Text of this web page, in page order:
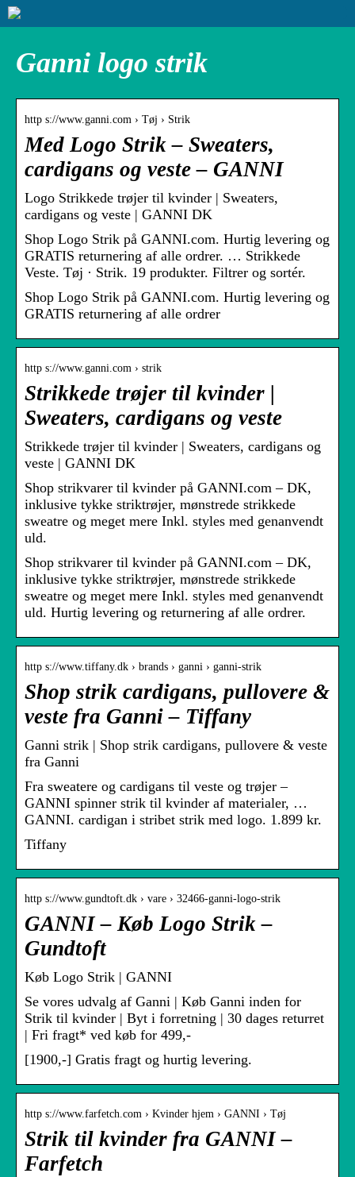
Ganni logo strik
http s://www.ganni.com › Tøj › Strik
Med Logo Strik – Sweaters,
cardigans og veste – GANNI
Logo Strikkede trøjer til kvinder | Sweaters,
cardigans og veste | GANNI DK
Shop Logo Strik på GANNI.com. Hurtig levering og
GRATIS returnering af alle ordrer. … Strikkede
Veste. Tøj · Strik. 19 produkter. Filtrer og sortér.
Shop Logo Strik på GANNI.com. Hurtig levering og
GRATIS returnering af alle ordrer
http s://www.ganni.com › strik
Strikkede trøjer til kvinder |
Sweaters, cardigans og veste
Strikkede trøjer til kvinder | Sweaters, cardigans og
veste | GANNI DK
Shop strikvarer til kvinder på GANNI.com – DK,
inklusive tykke striktrøjer, mønstrede strikkede
sweatre og meget mere Inkl. styles med genanvendt
uld.
Shop strikvarer til kvinder på GANNI.com – DK,
inklusive tykke striktrøjer, mønstrede strikkede
sweatre og meget mere Inkl. styles med genanvendt
uld. Hurtig levering og returnering af alle ordrer.
http s://www.tiffany.dk › brands › ganni › ganni-strik
Shop strik cardigans, pullovere &
veste fra Ganni – Tiffany
Ganni strik | Shop strik cardigans, pullovere & veste
fra Ganni
Fra sweatere og cardigans til veste og trøjer –
GANNI spinner strik til kvinder af materialer, …
GANNI. cardigan i stribet strik med logo. 1.899 kr.
Tiffany
http s://www.gundtoft.dk › vare › 32466-ganni-logo-strik
GANNI – Køb Logo Strik –
Gundtoft
Køb Logo Strik | GANNI
Se vores udvalg af Ganni | Køb Ganni inden for
Strik til kvinder | Byt i forretning | 30 dages returret
| Fri fragt* ved køb for 499,-
[1900,-] Gratis fragt og hurtig levering.
http s://www.farfetch.com › Kvinder hjem › GANNI › Tøj
Strik til kvinder fra GANNI –
Farfetch